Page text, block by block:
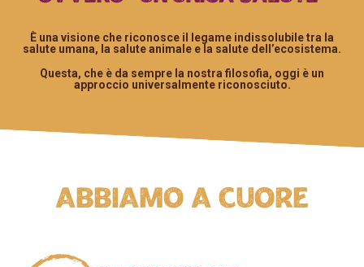
È una visione che riconosce il legame indissolubile tra la
salute umana, la salute animale e la salute dell’ecosistema.
Questa, che è da sempre la nostra filosofia, oggi è un
approccio universalmente riconosciuto.
Abbiamo a cuore